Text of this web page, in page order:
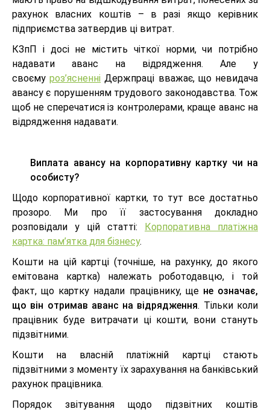
рахунок власних коштів – в разі якщо керівник
підприємства затвердив ці витрат.
КЗпП і досі не містить чіткої норми, чи потрібно
надавати аванс на відрядження. Але у
своємуроз’ясненні Держпраці вважає, що невидача
авансу є порушенням трудового законодавства. Тож
щоб не сперечатися із контролерами, краще аванс на
відрядження надавати.
Виплата авансу на корпоративну картку чи на
особисту?
Щодо корпоративної картки, то тут все достатньо
прозоро. Ми про її застосування докладно
розповідали у цій статті: Корпоративна платіжна
картка: пам’ятка для бізнесу.
Кошти на цій картці (точніше, на рахунку, до якого
емітована картка) належать роботодавцю, і той
факт, що картку надали працівнику, щене означає,
що він отримав аванс на відрядження. Тільки коли
працівник буде витрачати ці кошти, вони стануть
підзвітними.
Кошти на власній платіжній картці стають
підзвітними з моменту їх зарахування на банківський
рахунок працівника.
Порядок звітування щодо підзвітних коштів